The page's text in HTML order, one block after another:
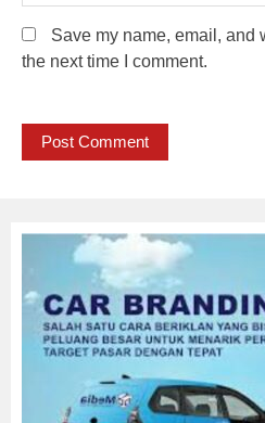
Save my name, email, and
the next time I comment.